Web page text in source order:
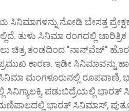
ನೋಡಿ ಬೇಸತ್ತ
ತುಳು ಸಿನಿಮಾ ರಂಗದಲ್ಲಿ
ಚಿತ್ರ ತಂಡದಿಂದ "ನಾನ್‌ವೆಜ್"
ಕಾರಣ. ಇಡೀ ಸಿನಿಮಾವನ್ನು
ಮಂಗಳೂರುನಲ್ಲಿ
ಸಿನಿಗ್ಯಾಲಕ್ಸಿ, ಪಡುಬಿದ್ರೆಯಲ್ಲಿ
ಭಾರತ್ ಸಿನಿಮಾಸ್,